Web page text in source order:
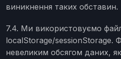
виникнення таких обставин.
7.4. Ми використовуємо
localStorage/sessionStorage.
невеликим обсягом даних,